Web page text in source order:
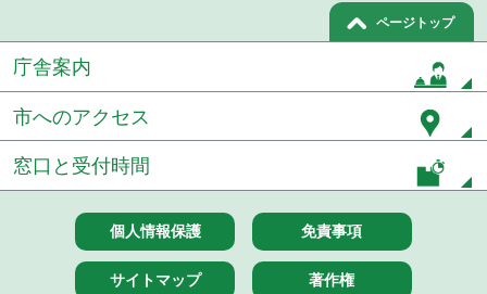
ページトップ
庁舎案内
市へのアクセス
窓口と受付時間
個人情報保護 免責事項
サイトマップ 著作権